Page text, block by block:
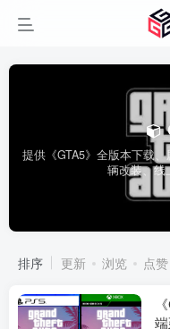
提供《GTA5》全版本下载
辆改装、线
排序 更新 浏览 点赞